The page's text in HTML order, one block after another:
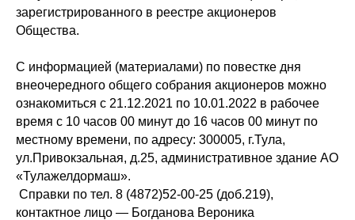
зарегистрированного в реестре акционеров
Общества.
С информацией (материалами) по повестке дня
внеочередного общего собрания акционеров можно
ознакомиться с 21.12.2021 по 10.01.2022 в рабочее
время с 10 часов 00 минут до 16 часов 00 минут по
местному времени, по адресу: 300005, г.Тула,
ул.Привокзальная, д.25, административное здание АО
«Тулажелдормаш».
Справки по тел. 8 (4872)52-00-25 (доб.219),
контактное лицо — Богданова Вероника